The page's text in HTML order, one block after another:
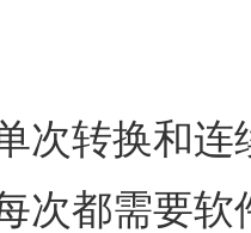
次转换和连
次都需要软